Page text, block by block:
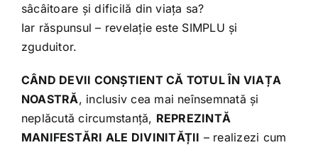
sâcâitoare și dificilă din viața sa?
Iar răspunsul – revelație este SIMPLU și
zguduitor.
CÂND DEVII CONȘTIENT CĂ TOTUL ÎN VIAȚA
NOASTRĂ, inclusiv cea mai neînsemnată și
neplăcută circumstanță, REPREZINTĂ
MANIFESTĂRI ALE DIVINITĂȚII – realizezi cum